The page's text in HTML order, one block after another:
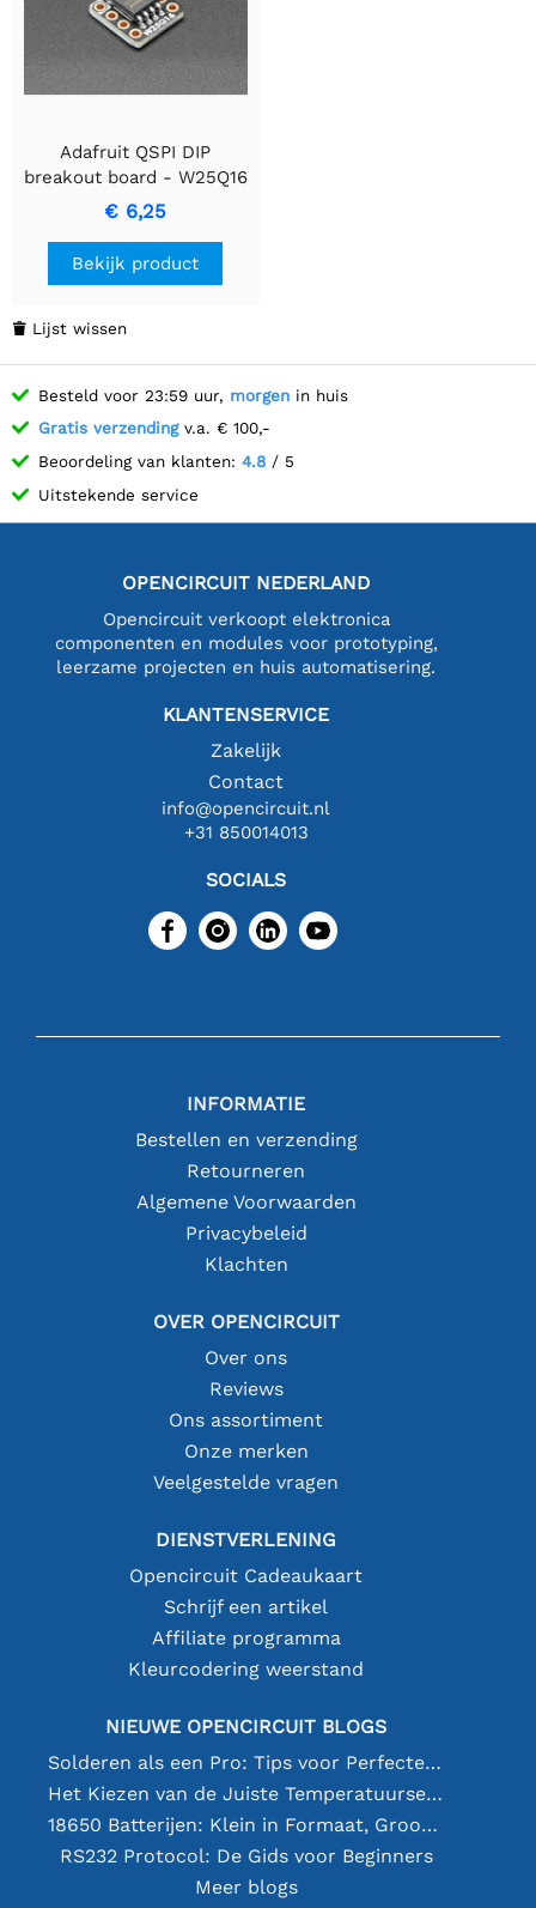
Adafruit QSPI DIP
breakout board - W25Q16
- 16 MBit 2 MByte
€ 6,25
Bekijk product
 Lijst wissen
Besteld voor 23:59 uur, morgen in huis
Gratis verzendingv.a. € 100,-
Beoordeling van klanten: 4.8 / 5
Uitstekende service
OPENCIRCUIT NEDERLAND
Opencircuit verkoopt elektronica
componenten en modules voor prototyping,
leerzame projecten en huis automatisering.
KLANTENSERVICE
Zakelijk
Contact
info@opencircuit.nl
+31 850014013
SOCIALS
INFORMATIE
Bestellen en verzending
Retourneren
Algemene Voorwaarden
Privacybeleid
Klachten
OVER OPENCIRCUIT
Over ons
Reviews
Ons assortiment
Onze merken
Veelgestelde vragen
DIENSTVERLENING
Opencircuit Cadeaukaart
Schrijf een artikel
Affiliate programma
Kleurcodering weerstand
NIEUWE OPENCIRCUIT BLOGS
Solderen als een Pro: Tips voor Perfecte Elektronische Verbindingen
Het Kiezen van de Juiste Temperatuursensor [youtube]
18650 Batterijen: Klein in Formaat, Groot in Prestatie
RS232 Protocol: De Gids voor Beginners
Meer blogs